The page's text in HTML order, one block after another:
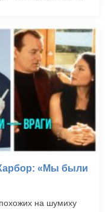
«Мы были
на шумиху